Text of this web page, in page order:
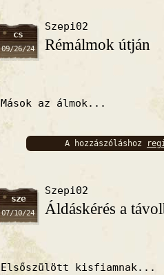
cs
09/26/24
Szepi02
Rémálmok útján
Mások az álmok...
A hozzászóláshoz
sze
07/10/24
Szepi02
Áldáskérés a
Elsőszülött kisfiamnak...